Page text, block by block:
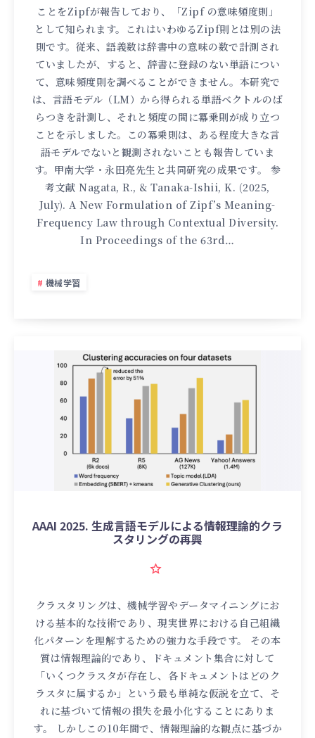
ことをZipfが報告しており、「Zipf の意味頻度則」
として知られます。これはいわゆるZipf則とは別の法
則です。従来、語義数は辞書中の意味の数で計測され
ていましたが、すると、辞書に登録のない単語につい
て、意味頻度則を調べることができません。本研究で
は、言語モデル（LM）から得られる単語ベクトルのば
らつきを計測し、それと頻度の間に冪乗則が成り立つ
ことを示しました。この冪乗則は、ある程度大きな言
語モデルでないと観測されないことも報告していま
す。甲南大学・永田亮先生と共同研究の成果です。 参
考文献 Nagata, R., & Tanaka-Ishii, K. (2025,
July). A New Formulation of Zipf’s Meaning-
Frequency Law through Contextual Diversity.
In Proceedings of the 63rd…
機械学習
AAAI 2025. 生成言語モデルによる情報理論的クラ
スタリングの再興
クラスタリングは、機械学習やデータマイニングにお
ける基本的な技術であり、現実世界における自己組織
化パターンを理解するための強力な手段です。 その本
質は情報理論的であり、ドキュメント集合に対して
「いくつクラスタが存在し、各ドキュメントはどのク
ラスタに属するか」という最も単純な仮説を立て、そ
れに基づいて情報の損失を最小化することにありま
す。 しかしこの10年間で、情報理論的な観点に基づか